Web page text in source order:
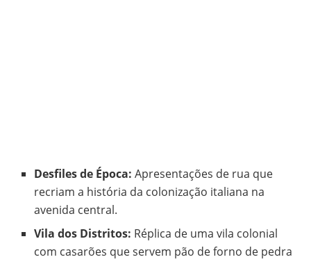
Desfiles de Época: Apresentações de rua que
recriam a história da colonização italiana na
avenida central.
Vila dos Distritos: Réplica de uma vila colonial
com casarões que servem pão de forno de pedra